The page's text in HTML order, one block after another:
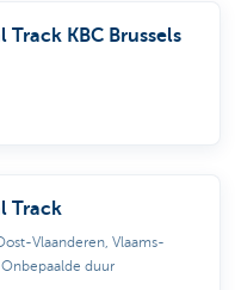
KBC Brussels
Track
Vlaanderen, Vlaams-
Onbepaalde duur